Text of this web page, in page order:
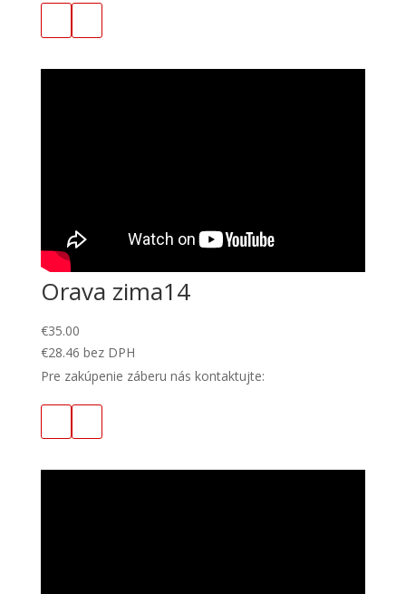
Orava zima14
€35.00
€28.46 bez DPH
Pre zakúpenie záberu nás kontaktujte: